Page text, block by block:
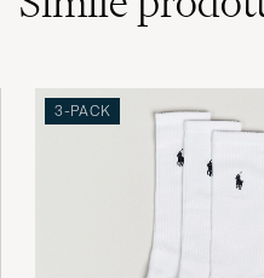
Strømpene jeg
postkasse.Grei handel.
ACQUISTATO
Falke - the one and
3-PACK